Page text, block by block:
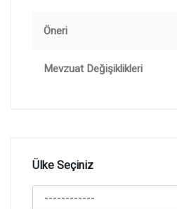
Öneri
Mevzuat Değişiklikleri
Ülke Seçiniz